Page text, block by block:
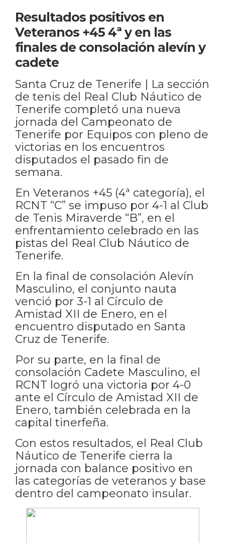
Resultados positivos en
Veteranos +45 4ª y en las
finales de consolación alevín y
cadete
Santa Cruz de Tenerife | La sección
de tenis del Real Club Náutico de
Tenerife completó una nueva
jornada del Campeonato de
Tenerife por Equipos con pleno de
victorias en los encuentros
disputados el pasado fin de
semana.
En Veteranos +45 (4ª categoría), el
RCNT “C” se impuso por 4-1 al Club
de Tenis Miraverde “B”, en el
enfrentamiento celebrado en las
pistas del Real Club Náutico de
Tenerife.
En la final de consolación Alevín
Masculino, el conjunto nauta
venció por 3-1 al Círculo de
Amistad XII de Enero, en el
encuentro disputado en Santa
Cruz de Tenerife.
Por su parte, en la final de
consolación Cadete Masculino, el
RCNT logró una victoria por 4-0
ante el Círculo de Amistad XII de
Enero, también celebrada en la
capital tinerfeña.
Con estos resultados, el Real Club
Náutico de Tenerife cierra la
jornada con balance positivo en
las categorías de veteranos y base
dentro del campeonato insular.